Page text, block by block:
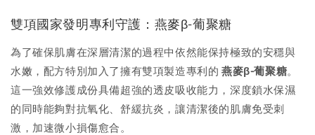
雙項國家發明專利守護：燕麥β-葡聚糖
為了確保肌膚在深層清潔的過程中依然能保持極致的安穩與
水嫩，配方特別加入了擁有雙項製造專利的燕麥β-葡聚糖。
這一強效修護成份具備超強的透皮吸收能力，深度鎖水保濕
的同時能夠對抗氧化、舒緩抗炎，讓清潔後的肌膚免受刺
激，加速微小損傷愈合。